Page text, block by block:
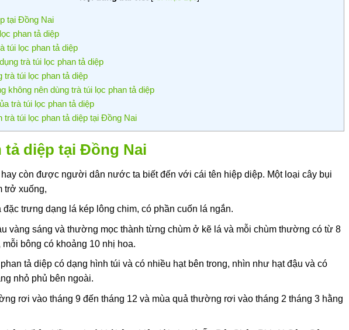
tại Đồng Nai
phan tả diệp
túi lọc phan tả diệp
trà túi lọc phan tả diệp
trà túi lọc phan tả diệp
không nên dùng trà túi lọc phan tả diệp
trà túi lọc phan tả diệp
trà túi lọc phan tả diệp tại Đồng Nai
tả diệp tại Đồng Nai
hay còn được người dân nước ta biết đến với cái tên hiệp diệp. Một loại cây bụi
trở xuống,
đặc trưng dạng lá kép lông chim, có phần cuốn lá ngắn.
vàng sáng và thường mọc thành từng chùm ở kẽ lá và mỗi chùm thường có từ 8
mỗi bông có khoảng 10 nhị hoa.
tả diệp có dạng hình túi và có nhiều hạt bên trong, nhìn như hạt đậu và có
nhỏ phủ bên ngoài.
rơi vào tháng 9 đến tháng 12 và mùa quả thường rơi vào tháng 2 tháng 3 hằng